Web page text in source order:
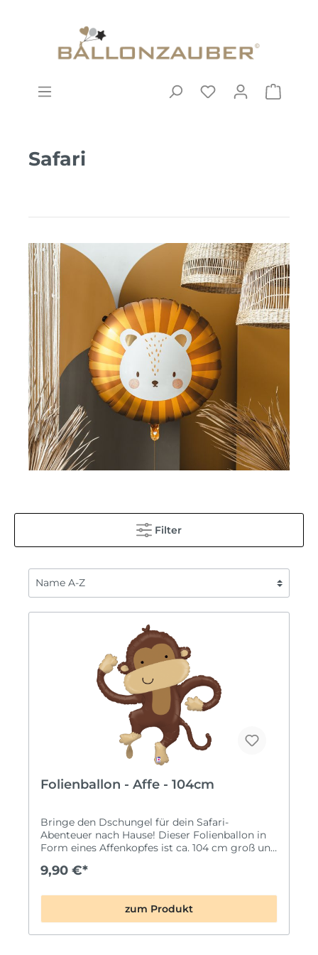
Safari
Filter
Folienballon - Affe - 104cm
Bringe den Dschungel für dein Safari-
Abenteuer nach Hause! Dieser Folienballon in
Form eines Affenkopfes ist ca. 104 cm groß und
kraftvollen Farben! · Form und Farben die
einen niedlichen Affen in lebendigen Farben
und fängt die Schönheit diese schelmischen
Tieres perfekt ein. · Für Dschungelpartys
und spannende Safaris: Ob Du eine
9,90 €*
zum Produkt